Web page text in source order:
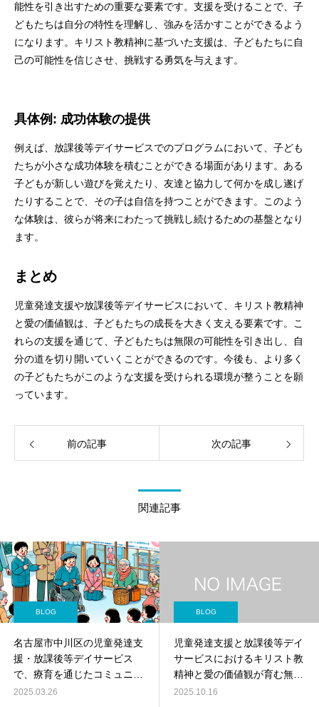
能性を引き出すための重要な要素です。支援を受けることで、子
どもたちは自分の特性を理解し、強みを活かすことができるよう
になります。キリスト教精神に基づいた支援は、子どもたちに自
己の可能性を信じさせ、挑戦する勇気を与えます。
具体例: 成功体験の提供
例えば、放課後等デイサービスでのプログラムにおいて、子ども
たちが小さな成功体験を積むことができる場面があります。ある
子どもが新しい遊びを覚えたり、友達と協力して何かを成し遂げ
たりすることで、その子は自信を持つことができます。このよう
な体験は、彼らが将来にわたって挑戦し続けるための基盤となり
ます。
まとめ
児童発達支援や放課後等デイサービスにおいて、キリスト教精神
と愛の価値観は、子どもたちの成長を大きく支える要素です。こ
れらの支援を通じて、子どもたちは無限の可能性を引き出し、自
分の道を切り開いていくことができるのです。今後も、より多く
の子どもたちがこのような支援を受けられる環境が整うことを願
っています。
前の記事 次の記事
関連記事
BLOG
名古屋市中川区の児童発達支
援・放課後等デイサービス
で、療育を通じたコミュニケ
ーション能力向上と集団生活
2025.03.26
BLOG
児童発達支援と放課後等デイ
サービスにおけるキリスト教
精神と愛の価値観が育む無限
の可能性
2025.10.16